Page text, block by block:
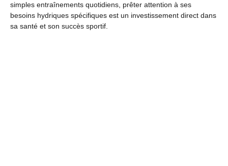
simples entraînements quotidiens, prêter attention à ses
besoins hydriques spécifiques est un investissement direct dans
sa santé et son succès sportif.